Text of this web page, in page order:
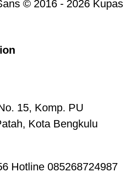
© 2016 - 2026 Kupas
15, Komp. PU
Kota Bengkulu
Hotline 085268724987